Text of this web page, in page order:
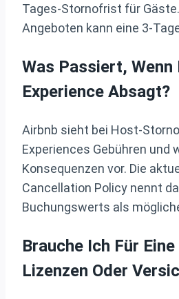
Tages-Stornofrist für
Angeboten kann eine 3-
Was Passiert, Wenn
Experience Absagt?
Airbnb sieht bei Host-
Experiences Gebühren und
Konsequenzen vor. Die
Cancellation Policy nennt
Buchungswerts als
Brauche Ich Für
Lizenzen Oder